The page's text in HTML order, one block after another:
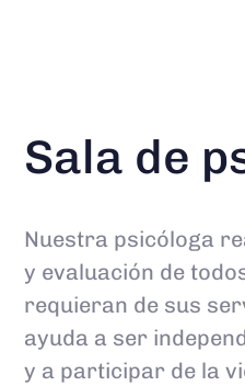
Sala de
Nuestra psicóloga
y evaluación de
requieran de sus
ayuda a ser
y a participar de la